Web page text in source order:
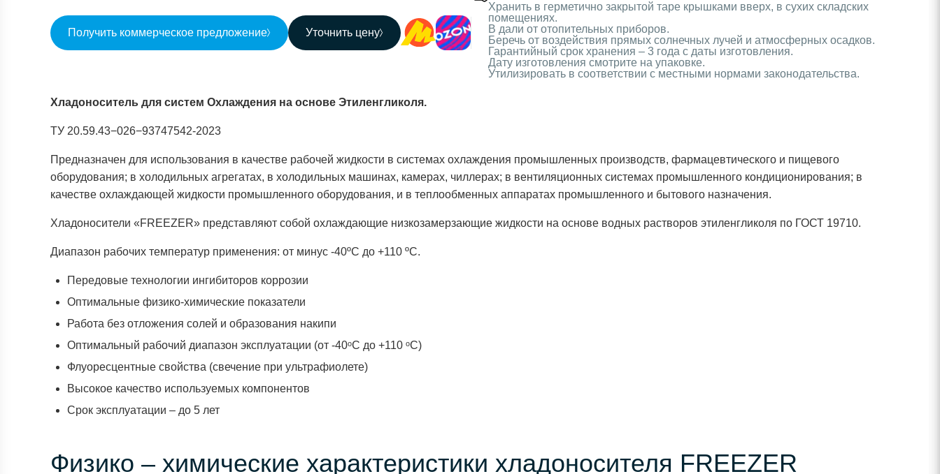
Получить коммерческое предложение Уточнить цену
Хранить в герметично закрытой таре крышками вверх, в сухих складских
помещениях.
В дали от отопительных приборов.
Беречь от воздействия прямых солнечных лучей и атмосферных осадков.
Гарантийный срок хранения – 3 года с даты изготовления.
Дату изготовления смотрите на упаковке.
Утилизировать в соответствии с местными нормами законодательства.
Хладоноситель для систем Охлаждения на основе Этиленгликоля.
ТУ 20.59.43−026−93747542-2023
Предназначен для использования в качестве рабочей жидкости в системах охлаждения промышленных производств, фармацевтического и пищевого
оборудования; в холодильных агрегатах, в холодильных машинах, камерах, чиллерах; в вентиляционных системах промышленного кондиционирования; в
качестве охлаждающей жидкости промышленного оборудования, и в теплообменных аппаратах промышленного и бытового назначения.
Хладоносители «FREEZER» представляют собой охлаждающие низкозамерзающие жидкости на основе водных растворов этиленгликоля по ГОСТ 19710.
Диапазон рабочих температур применения: от минус -40ºС до +110 ºС.
Передовые технологии ингибиторов коррозии
Оптимальные физико-химические показатели
Работа без отложения солей и образования накипи
Оптимальный рабочий диапазон эксплуатации (от -40ᵒС до +110 ᵒС)
Флуоресцентные свойства (свечение при ультрафиолете)
Высокое качество используемых компонентов
Срок эксплуатации – до 5 лет
Физико – химические характеристики хладоносителя FREEZER